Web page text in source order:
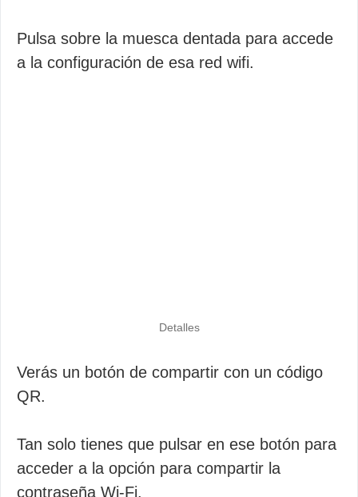
Pulsa sobre la muesca dentada para accede
a la configuración de esa red wifi.
Detalles
Verás un botón de compartir con un código
QR.
Tan solo tienes que pulsar en ese botón para
acceder a la opción para compartir la
contraseña Wi-Fi.